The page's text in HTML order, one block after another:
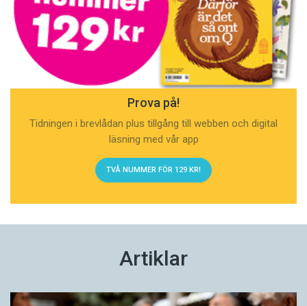
Prova på!
Tidningen i brevlådan plus tillgång till webben och digital
läsning med vår app
TVÅ NUMMER FÖR 129 KR!
Artiklar